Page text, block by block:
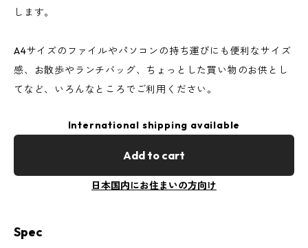
します。
A4サイズのファイルやパソコンの持ち運びにも便利なサイズ
感、お散歩やランチバッグ、ちょっとした買い物のお供とし
てなど、いろんなところでご利用ください。
International shipping available
Add to cart
日本国内にお住まいの方向け
Spec